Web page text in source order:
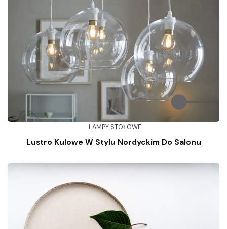
LAMPY STOŁOWE
Lustro Kulowe W Stylu Nordyckim Do Salonu